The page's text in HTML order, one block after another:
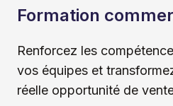
Formation
Renforcez les
vos équipes et
réelle opportunité de